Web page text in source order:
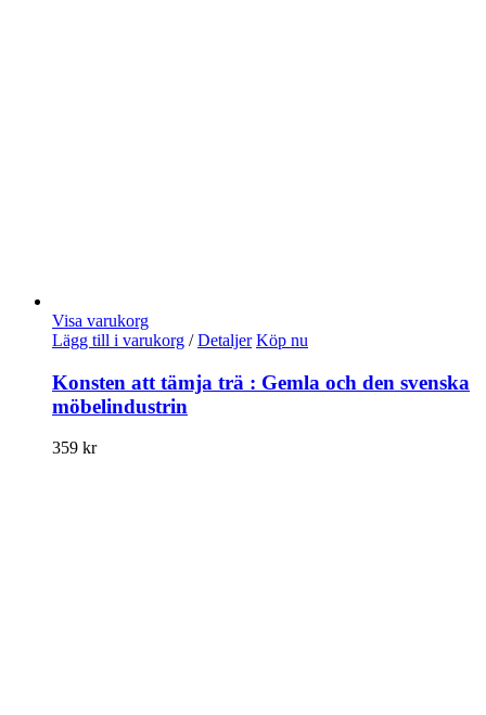
Visa varukorg
Lägg till i varukorg / Detaljer Köp nu
Konsten att tämja trä : Gemla och den svenska
möbelindustrin
359 kr